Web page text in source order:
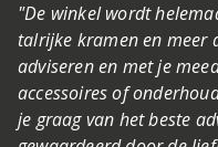
"De winkel wordt
talrijke kramen en meer
adviseren en met je
accessoires of
je graag van het beste